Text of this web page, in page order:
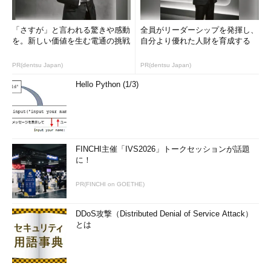
「さすが」と言われる驚きや感動
を。新しい価値を生む電通の挑戦
PR(dentsu Japan)
全員がリーダーシップを発揮し、
自分より優れた人財を育成する
PR(dentsu Japan)
Hello Python (1/3)
FINCHI主催「IVS2026」トークセッションが話題
に！
PR(FINCHI on GOETHE)
DDoS攻撃（Distributed Denial of Service Attack）
とは